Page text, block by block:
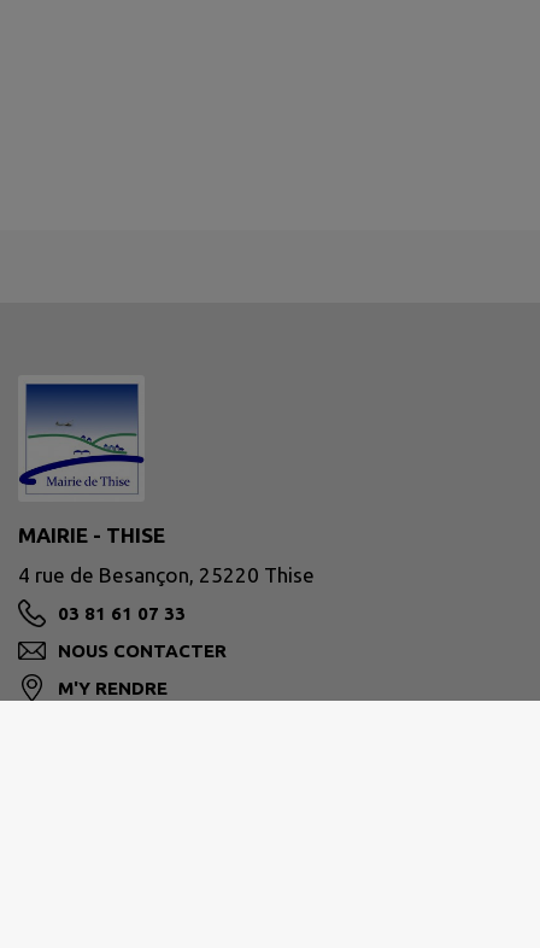
MAIRIE - THISE
4 rue de Besançon, 25220 Thise
03 81 61 07 33
NOUS CONTACTER
M'Y RENDRE